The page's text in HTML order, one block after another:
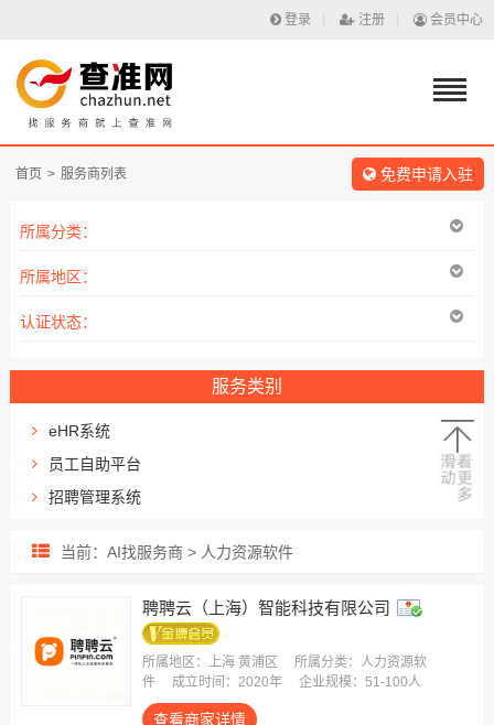
登录 注册 会员中心
首页 > 服务商列表 免费申请入驻
所属分类：
所属地区：
认证状态：
服务类别
eHR系统
员工自助平台
招聘管理系统
薪酬绩效管理系统
当前：AI找服务商 > 人力资源软件
聘聘云（上海）智能科技有限公司
所属地区：上海 黄浦区
所属分类：人力资源软
件
成立时间：2020年 企业规模：51-100人
查看商家详情